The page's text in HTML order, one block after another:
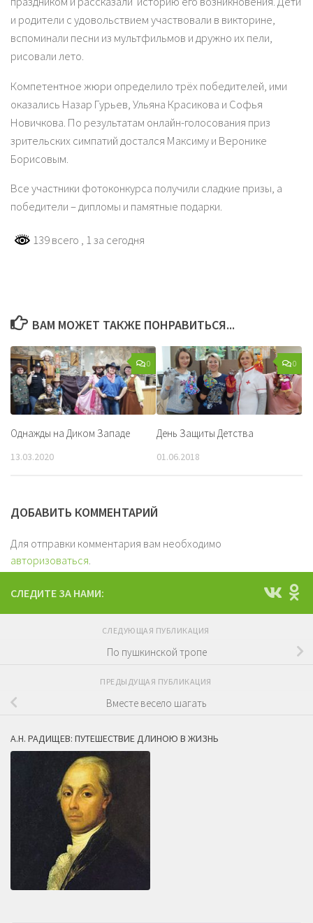
и родители с удовольствием участвовали в викторине,
вспоминали песни из мультфильмов и дружно их пели,
рисовали лето.
Компетентное жюри определило трёх победителей, ими
оказались Назар Гурьев, Ульяна Красикова и Софья
Новичкова. По результатам онлайн-голосования приз
зрительских симпатий достался Максиму и Веронике
Борисовым.
Все участники фотоконкурса получили сладкие призы, а
победители – дипломы и памятные подарки.
139 всего , 1 за сегодня
ВАМ МОЖЕТ ТАКЖЕ ПОНРАВИТЬСЯ...
0
Однажды на Диком Западе
13.03.2020
0
День Защиты Детства
01.06.2018
ДОБАВИТЬ КОММЕНТАРИЙ
Для отправки комментария вам необходимо
авторизоваться
СЛЕДИТЕ ЗА НАМИ:
СЛЕДУЮЩАЯ ПУБЛИКАЦИЯ
По пушкинской тропе
ПРЕДЫДУЩАЯ ПУБЛИКАЦИЯ
Вместе весело шагать
А.Н. РАДИЩЕВ: ПУТЕШЕСТВИЕ ДЛИНОЮ В ЖИЗНЬ